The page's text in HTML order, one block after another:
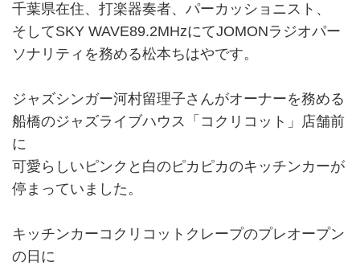
千葉県在住、打楽器奏者、パーカッショニスト、
そしてSKY WAVE89.2MHzにてJOMONラジオパー
ソナリティを務める松本ちはやです。
ジャズシンガー河村留理子さんがオーナーを務める
船橋のジャズライブハウス「コクリコット」店舗前
に
可愛らしいピンクと白のピカピカのキッチンカーが
停まっていました。
キッチンカーコクリコットクレープのプレオープン
の日に